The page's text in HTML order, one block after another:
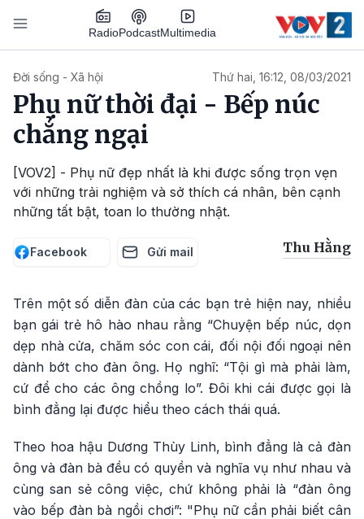
Nhảy đến nội dung
RadioPodcastMultimedia
Đời sống - Xã hội Thứ hai, 16:12, 08/03/2021
Phụ nữ thời đại - Bếp núc
chẳng ngại
[VOV2] - Phụ nữ đẹp nhất là khi được sống trọn vẹn
với những trải nghiệm và sở thích cá nhân, bên cạnh
những tất bật, toan lo thường nhật.
Facebook Gửi mail Thu Hằng
Trên một số diễn đàn của các bạn trẻ hiện nay, nhiều
bạn gái trẻ hô hào nhau rằng “Chuyện bếp núc, dọn
dẹp nhà cửa, chăm sóc con cái, đối nội đối ngoại nên
dành bớt cho đàn ông. Họ nghĩ: “Tội gì mà phải làm,
cứ để cho các ông chồng lo”. Đôi khi cái được gọi là
bình đẳng lại được hiểu theo cách thái quá.
Theo hoa hậu Dương Thùy Linh, bình đẳng là cả đàn
ông và đàn bà đều có quyền và nghĩa vụ như nhau và
cùng san sẻ công việc, chứ không phải là “đàn ông
vào bếp đàn bà ngồi chơi”: "Phụ nữ cần phải biết cân